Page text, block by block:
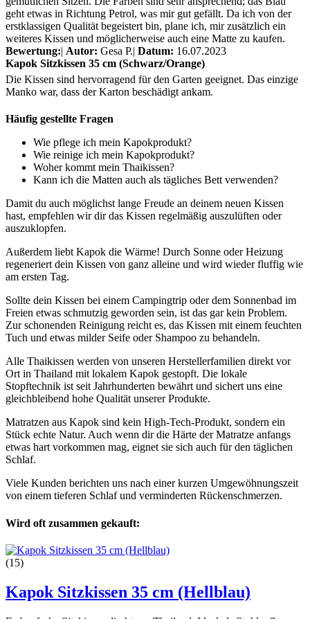
geht etwas in Richtung Petrol, was mir gut gefällt. Da ich von der
erstklassigen Qualität begeistert bin, plane ich, mir zusätzlich ein
weiteres Kissen und möglicherweise auch eine Matte zu kaufen.
Bewertung:| Autor: Gesa P.| Datum: 16.07.2023
Kapok Sitzkissen 35 cm (Schwarz/Orange)
Die Kissen sind hervorragend für den Garten geeignet. Das einzige
Manko war, dass der Karton beschädigt ankam.
Häufig gestellte Fragen
Wie pflege ich mein Kapokprodukt?
Wie reinige ich mein Kapokprodukt?
Woher kommt mein Thaikissen?
Kann ich die Matten auch als tägliches Bett verwenden?
Damit du auch möglichst lange Freude an deinem neuen Kissen
hast, empfehlen wir dir das Kissen regelmäßig auszulüften oder
auszuklopfen.
Außerdem liebt Kapok die Wärme! Durch Sonne oder Heizung
regeneriert dein Kissen von ganz alleine und wird wieder fluffig wie
am ersten Tag.
Sollte dein Kissen bei einem Campingtrip oder dem Sonnenbad im
Freien etwas schmutzig geworden sein, ist das gar kein Problem.
Zur schonenden Reinigung reicht es, das Kissen mit einem feuchten
Tuch und etwas milder Seife oder Shampoo zu behandeln.
Alle Thaikissen werden von unseren Herstellerfamilien direkt vor
Ort in Thailand mit lokalem Kapok gestopft. Die lokale
Stopftechnik ist seit Jahrhunderten bewährt und sichert uns eine
gleichbleibend hohe Qualität unserer Produkte.
Matratzen aus Kapok sind kein High-Tech-Produkt, sondern ein
Stück echte Natur. Auch wenn dir die Härte der Matratze anfangs
etwas hart vorkommen mag, eignet sie sich auch für den täglichen
Schlaf.
Viele Kunden berichten uns nach einer kurzen Umgewöhnungszeit
von einem tieferen Schlaf und verminderten Rückenschmerzen.
Wird oft zusammen gekauft:
(15)
Kapok Sitzkissen 35 cm (Hellblau)